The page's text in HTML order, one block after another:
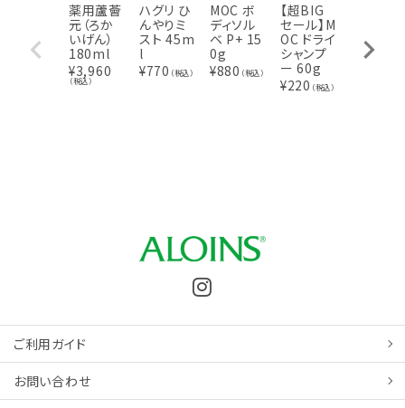
薬用蘆薈
元（ろか
いげん）
180ml
¥3,960
（税込）
ハグリ ひ
んやりミ
スト 45m
l
¥770 （税込）
MOC ボ
ディソル
ベ P+ 15
0g
¥880 （税込）
【超BIG
セール】M
OC ドライ
シャンプ
ー 60g
¥220 （税込）
アロエメ
イド 発酵
ご利用ガイド
お問い合わせ